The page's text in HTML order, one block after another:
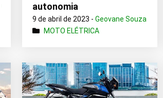
autonomia
9 de abril de 2023 -Geovane Souza
MOTO ELÉTRICA